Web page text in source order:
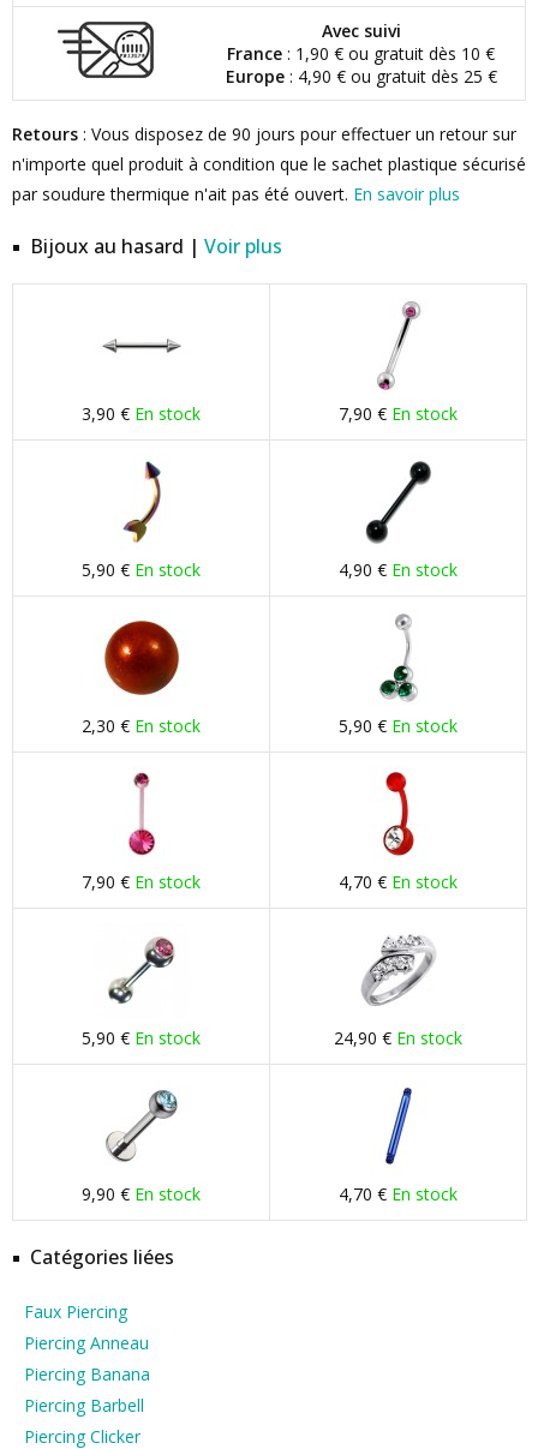
Avec suivi
France : 1,90 € ou gratuit dès 10 €
Europe: 4,90 € ou gratuit dès 25 €
Retours : Vous disposez de 90 jours pour effectuer un retour sur
n'importe quel produit à condition que le sachet plastique sécurisé
par soudure thermique n'ait pas été ouvert. En savoir plus
Bijoux au hasard | Voir plus
3,90 € En stock 7,90 € En stock
5,90 € En stock 4,90 € En stock
2,30 € En stock 5,90 € En stock
7,90 € En stock 4,70 € En stock
5,90 € En stock 24,90 € En stock
9,90 € En stock 4,70 € En stock
Catégories liées
Faux Piercing
Piercing Anneau
Piercing Banana
Piercing Barbell
Piercing Clicker